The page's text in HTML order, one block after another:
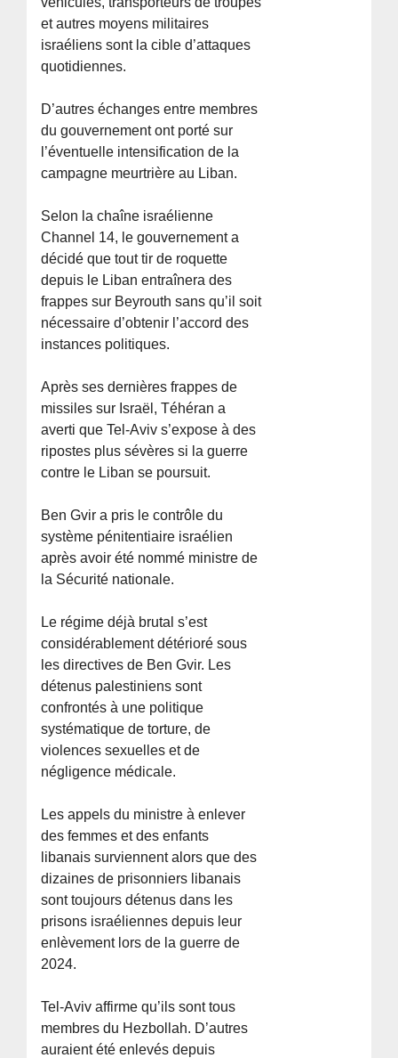
et autres moyens militaires
israéliens sont la cible d’attaques
quotidiennes.
D’autres échanges entre membres
du gouvernement ont porté sur
l’éventuelle intensification de la
campagne meurtrière au Liban.
Selon la chaîne israélienne
Channel 14, le gouvernement a
décidé que tout tir de roquette
depuis le Liban entraînera des
frappes sur Beyrouth sans qu’il soit
nécessaire d’obtenir l’accord des
instances politiques.
Après ses dernières frappes de
missiles sur Israël, Téhéran a
averti que Tel-Aviv s’expose à des
ripostes plus sévères si la guerre
contre le Liban se poursuit.
Ben Gvir a pris le contrôle du
système pénitentiaire israélien
après avoir été nommé ministre de
la Sécurité nationale.
Le régime déjà brutal s’est
considérablement détérioré sous
les directives de Ben Gvir. Les
détenus palestiniens sont
confrontés à une politique
systématique de torture, de
violences sexuelles et de
négligence médicale.
Les appels du ministre à enlever
des femmes et des enfants
libanais surviennent alors que des
dizaines de prisonniers libanais
sont toujours détenus dans les
prisons israéliennes depuis leur
enlèvement lors de la guerre de
2024.
Tel-Aviv affirme qu’ils sont tous
membres du Hezbollah. D’autres
auraient été enlevés depuis